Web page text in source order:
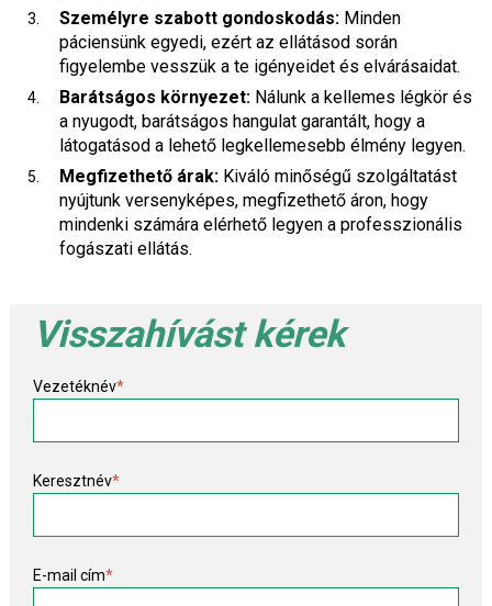
Személyre szabott gondoskodás: Minden
páciensünk egyedi, ezért az ellátásod során
figyelembe vesszük a te igényeidet és elvárásaidat.
Barátságos környezet: Nálunk a kellemes légkör és
a nyugodt, barátságos hangulat garantált, hogy a
látogatásod a lehető legkellemesebb élmény legyen.
Megfizethető árak: Kiváló minőségű szolgáltatást
nyújtunk versenyképes, megfizethető áron, hogy
mindenki számára elérhető legyen a professzionális
fogászati ellátás.
Visszahívást kérek
Vezetéknév*
Keresztnév*
E-mail cím*